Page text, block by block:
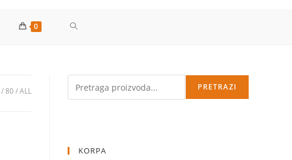
0 TOGGLE
SEARCH
80 ALL PRETRAZI
KORPA